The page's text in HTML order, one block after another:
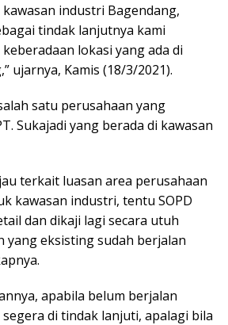
kawasan industri Bagendang,
tindak lanjutnya kami
lokasi yang ada di
ujarnya, Kamis (18/3/2021).
satu perusahaan yang
Sukajadi yang berada di kawasan
terkait luasan area perusahaan
kawasan industri, tentu SOPD
dan dikaji lagi secara utuh
yang eksisting sudah berjalan
apabila belum berjalan
di tindak lanjuti, apalagi bila